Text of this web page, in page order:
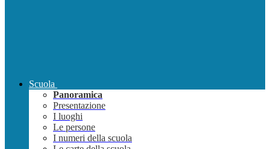
Scuola
Panoramica
Presentazione
I luoghi
Le persone
I numeri della scuola